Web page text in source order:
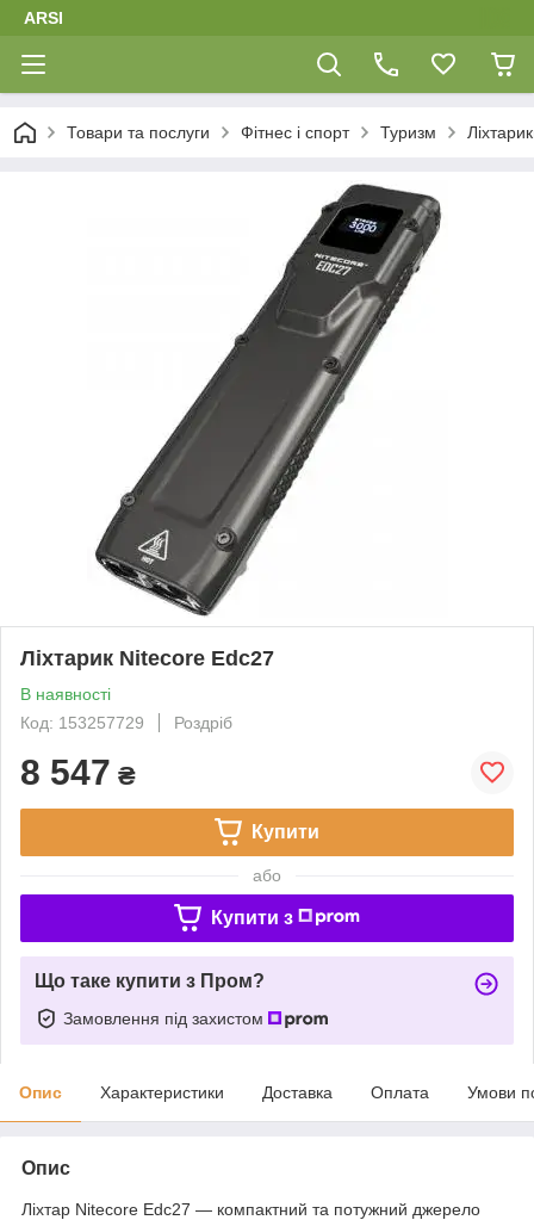
ARSI
Товари та послуги Фітнес і спорт Туризм
Ліхтарик Nitecore Edc27
В наявності
Код: 153257729
Роздріб
8 547 ₴
Купити
або
Купити з
Що таке купити з Пром?
Замовлення під захистом
Опис Характеристики Доставка Оплата Умови
Опис
Ліхтар Nitecore Edc27 — компактний та потужний джерело